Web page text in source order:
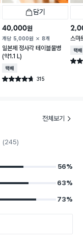
담기
40,000원
개당 5,000원 8개
일본제 정사각 테이블물병
(약1.1 L)
택배배송
별점 4.7점 315
건 작성
스마
택배
별점
전체보기
(245)
56%
63%
73%